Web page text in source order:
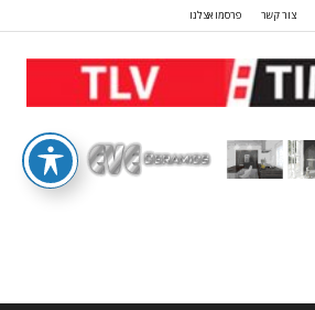
צור קשר פרסמו אצלנו